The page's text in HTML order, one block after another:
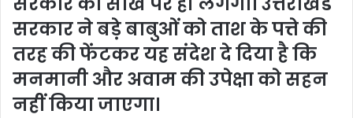
सरकार ने बड़े बाबुओं को ताश के पत्ते की
तरह की फेंटकर यह संदेश दे दिया है कि
मनमानी और अवाम की उपेक्षा को सहन
नहीं किया जाएगा।